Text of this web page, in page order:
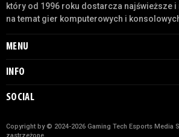
który od 1996 roku dostarcza najświeższe
na temat gier komputerowych i
MENU
INFO
SOCIAL
Copyright by © 2024-2026 Gaming Tech Esports Media